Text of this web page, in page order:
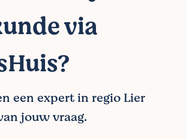
via
een expert in regio Lier
jouw vraag.